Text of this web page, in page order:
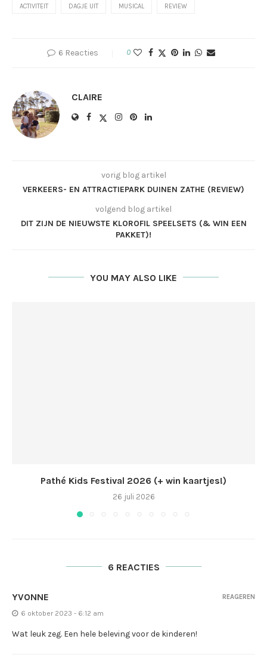
ACTIVITEIT DAGJE UIT MUSICAL REVIEW
6 Reacties 0
CLAIRE
vorig blog artikel
VERKEERS- EN ATTRACTIEPARK DUINEN ZATHE (REVIEW)
volgend blog artikel
DIT ZIJN DE NIEUWSTE KLOROFIL SPEELSETS (& WIN EEN
PAKKET)!
YOU MAY ALSO LIKE
Pathé Kids Festival 2026 (+ win kaartjes!)
26 juli 2026
6 REACTIES
YVONNE
6 oktober 2023 - 6:12 am
Wat leuk zeg. Een hele beleving voor de kinderen!
REAGEREN